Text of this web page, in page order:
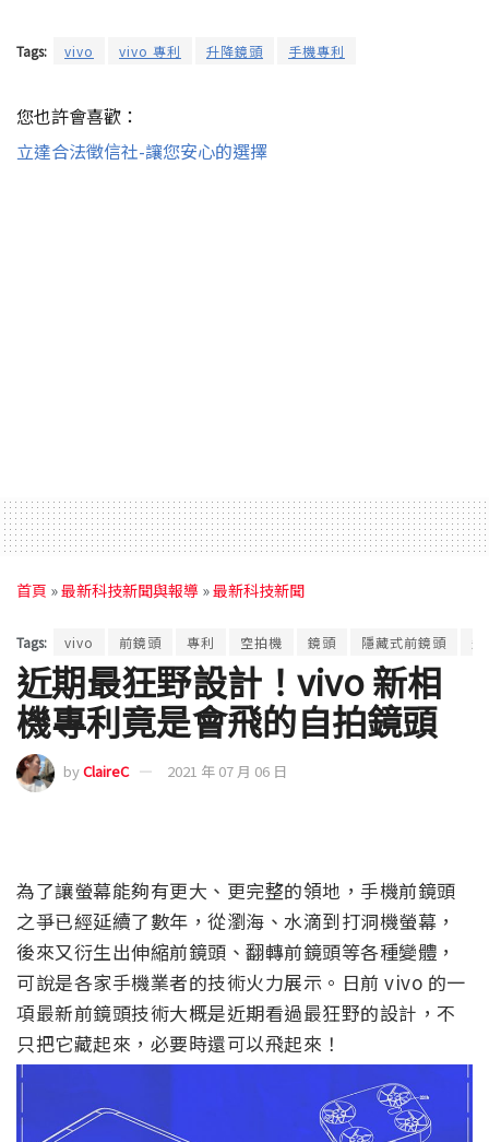
Tags: vivo vivo 專利 升降鏡頭 手機專利
您也許會喜歡：
立達合法徵信社-讓您安心的選擇
首頁 »最新科技新聞與報導 »最新科技新聞
Tags: vivo 前鏡頭 專利 空拍機 鏡頭 隱藏式前鏡頭 飛
近期最狂野設計！vivo 新相
機專利竟是會飛的自拍鏡頭
byClaireC 2021 年 07 月 06 日
為了讓螢幕能夠有更大、更完整的領地，手機前鏡頭
之爭已經延續了數年，從瀏海、水滴到打洞機螢幕，
後來又衍生出伸縮前鏡頭、翻轉前鏡頭等各種變體，
可說是各家手機業者的技術火力展示。日前 vivo 的一
項最新前鏡頭技術大概是近期看過最狂野的設計，不
只把它藏起來，必要時還可以飛起來！